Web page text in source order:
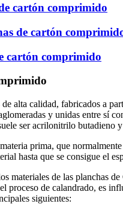
cartón comprimido
de cartón
cartón comprimido
de alta calidad, fabricados a
y unidas entre sí
ser acrilonitrilo butadieno
prima, que
hasta que se consigue el
materiales de las planchas
proceso de calandrado, es
siguientes: